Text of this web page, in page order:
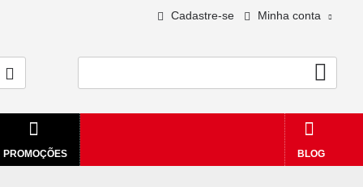
Cadastre-se Minha conta
PROMOÇÕES BLOG